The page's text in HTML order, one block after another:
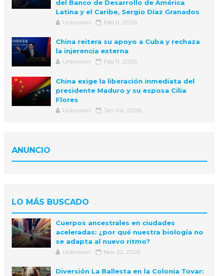
del Banco de Desarrollo de América
Latina y el Caribe, Sergio Díaz Granados
Unknown Feb 11, 2026
China reitera su apoyo a Cuba y rechaza
la injerencia externa
Unknown Feb 11, 2026
China exige la liberación inmediata del
presidente Maduro y su esposa Cilia
Flores
Unknown Jan 04, 2026
ANUNCIO
LO MÁS BUSCADO
Cuerpos ancestrales en ciudades
aceleradas: ¿por qué nuestra biología no
se adapta al nuevo ritmo?
Unknown Nov 22, 2025
Diversión La Ballesta en la Colonia Tovar: